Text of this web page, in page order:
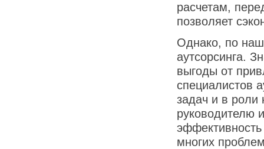
расчетам,
позволяет
Однако, по
аутсорсинга.
выгоды от
специалистов
задач и в роли
руководителю
многих